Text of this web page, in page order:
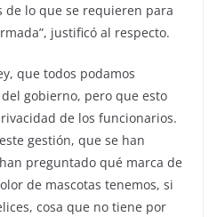
de lo que se requieren para
justificó al respecto.
que todos podamos
gobierno, pero que esto
de los funcionarios.
gestión, que se han
preguntado qué marca de
de mascotas tenemos, si
cosa que no tiene por